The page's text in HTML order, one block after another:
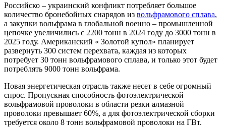
Российско – украинский конфликт потребляет большое
количество бронебойных снарядов из вольфрамового сплава,
а закупки вольфрама в глобальной военно – промышленной
цепочке увеличились с 2200 тонн в 2024 году до 3000 тонн в
2025 году. Американский « Золотой купол» планирует
развернуть 300 систем перехвата, каждая из которых
потребует 30 тонн вольфрамового сплава, и только этот будет
потреблять 9000 тонн вольфрама.
Новая энергетическая отрасль также несет в себе огромный
спрос. Пропускная способность фотоэлектрической
вольфрамовой проволоки в области резки алмазной
проволоки превышает 60%, а для фотоэлектрической сборки
требуется около 8 тонн вольфрамовой проволоки на ГВт.